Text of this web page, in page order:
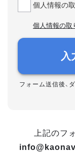
個人情報の
個人情報の取
入
フォーム送信後、
上記のフ